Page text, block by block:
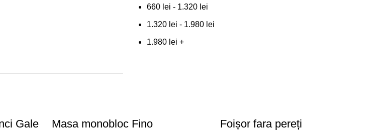
660 lei - 1.320 lei
1.320 lei - 1.980 lei
1.980 lei +
Gale Masa monobloc Fino Foișor fara pereți